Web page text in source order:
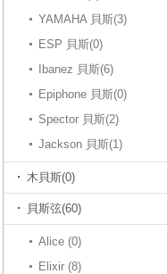
YAMAHA 貝斯(3)
ESP 貝斯(0)
Ibanez 貝斯(6)
Epiphone 貝斯(0)
Spector 貝斯(2)
Jackson 貝斯(1)
木貝斯(0)
貝斯弦(60)
Alice (0)
Elixir (8)